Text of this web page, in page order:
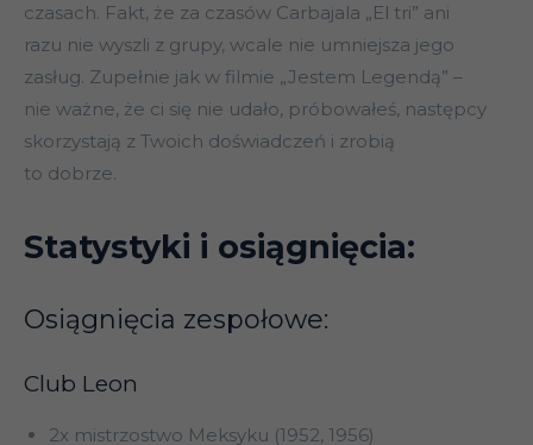
czasach. Fakt, że za czasów Carbajala „El tri” ani
razu nie wyszli z grupy, wcale nie umniejsza jego
zasług. Zupełnie jak w filmie „Jestem Legendą” –
nie ważne, że ci się nie udało, próbowałeś, następcy
skorzystają z Twoich doświadczeń i zrobią
to dobrze.
Statystyki i osiągnięcia:
Osiągnięcia zespołowe:
Club Leon
2x mistrzostwo Meksyku (1952, 1956)